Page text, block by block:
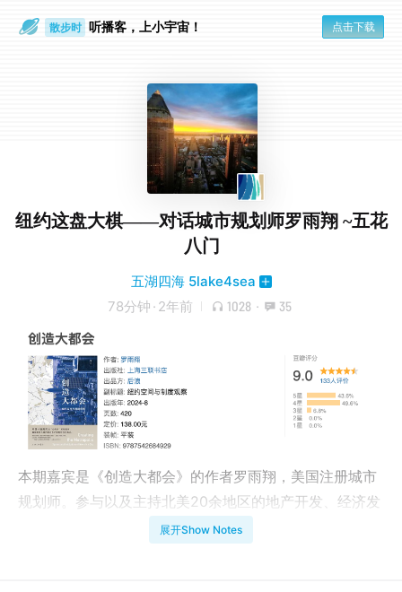
散步时 听播客，上小宇宙！ 点击下载
纽约这盘大棋——对话城市规划师罗雨翔 ~五花
八门
五湖四海 5lake4sea
78分钟 · 2年前 1028 · 35
本期嘉宾是《创造大都会》的作者罗雨翔，美国注册城市
规划师。参与以及主持北美20余地区的地产开发、经济发
展政策与公共领域投资项目。曾就职于纽约市政府，于美
展开Show Notes